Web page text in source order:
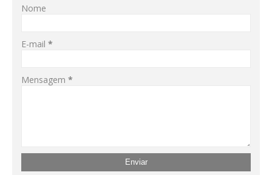
Nome
E-mail *
Mensagem *